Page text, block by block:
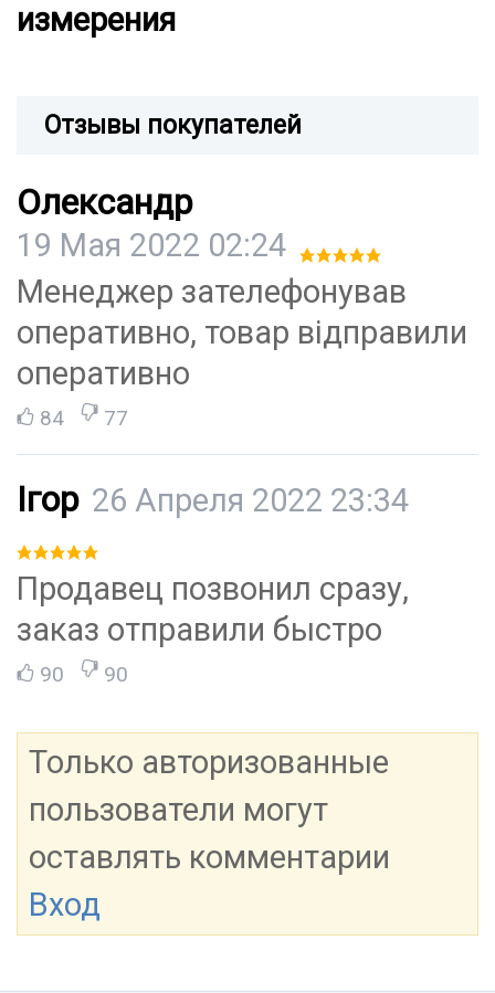
измерения
Отзывы покупателей
Олександр
19 Мая 2022 02:24
Менеджер зателефонував
оперативно, товар відправили
оперативно
84 77
Ігор 26 Апреля 2022 23:34
Продавец позвонил сразу,
заказ отправили быстро
90 90
Только авторизованные
пользователи могут
оставлять комментарии
Вход